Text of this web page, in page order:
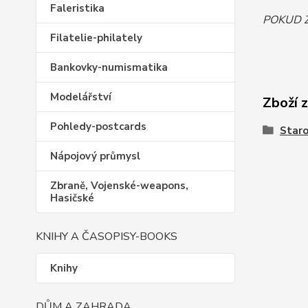
Faleristika
Filatelie-philately
Bankovky-numismatika
Modelářství
Pohledy-postcards
Nápojový průmysl
Zbraně, Vojenské-weapons,
Hasičské
KNIHY A ČASOPISY-BOOKS
Knihy
POKUD
Zboží